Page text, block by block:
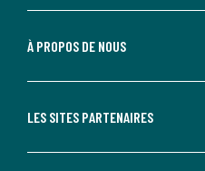
À PROPOS DE NOUS
LES SITES PARTENAIRES